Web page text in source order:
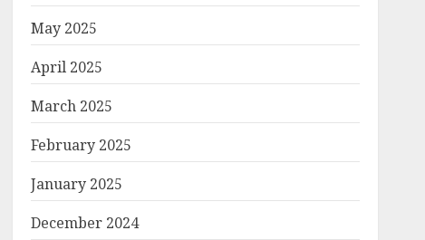
May 2025
April 2025
March 2025
February 2025
January 2025
December 2024